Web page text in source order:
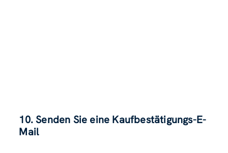
10. Senden Sie eine Kaufbestätigungs-E-
Mail